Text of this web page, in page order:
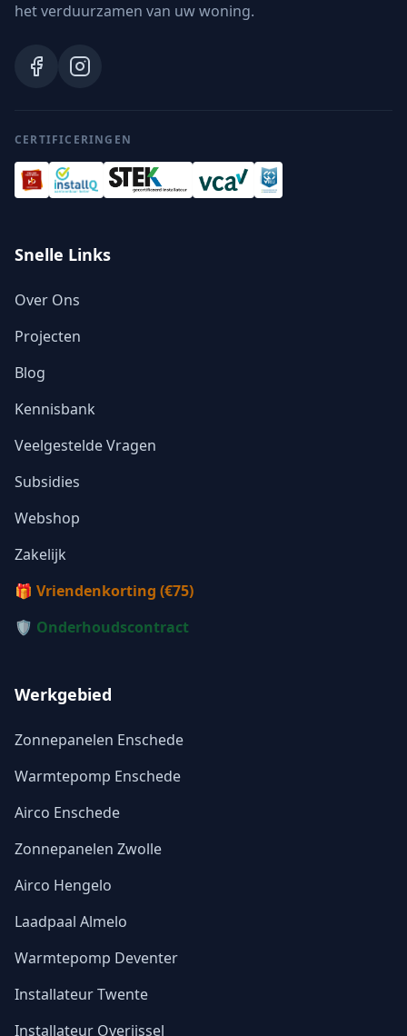
het verduurzamen van uw woning.
CERTIFICERINGEN
Snelle Links
Over Ons
Projecten
Blog
Kennisbank
Veelgestelde Vragen
Subsidies
Webshop
Zakelijk
🎁 Vriendenkorting (€75)
🛡️ Onderhoudscontract
Werkgebied
Zonnepanelen Enschede
Warmtepomp Enschede
Airco Enschede
Zonnepanelen Zwolle
Airco Hengelo
Laadpaal Almelo
Warmtepomp Deventer
Installateur Twente
Installateur Overijssel